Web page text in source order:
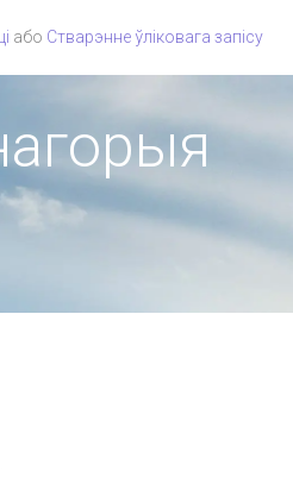
або Стварэнне ўліковага запісу